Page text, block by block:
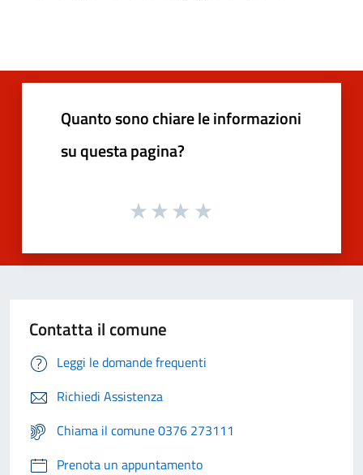
Quanto sono chiare le informazioni
su questa pagina?
Contatta il comune
Leggi le domande frequenti
Richiedi Assistenza
Chiama il comune 0376 273111
Prenota un appuntamento